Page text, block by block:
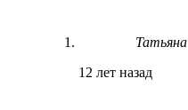
Татьяна
12 лет назад